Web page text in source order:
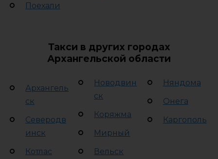
Поехали
Такси в других городах
Архангельской области
Архангель
ск
Северодв
инск
Котлас
Новодвин
ск
Коряжма
Мирный
Вельск
Няндома
Онега
Каргополь